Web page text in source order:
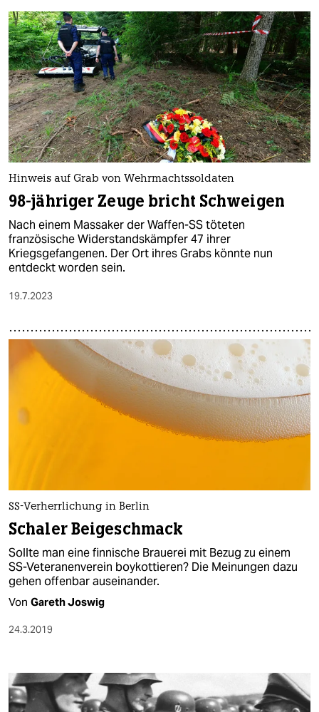
abo
genossenschaft
epaper login
Hinweis auf Grab von Wehrmachtssoldaten
98-jähriger Zeuge bricht Schweigen
Nach einem Massaker der Waffen-SS töteten
französische Widerstandskämpfer 47 ihrer
Kriegsgefangenen. Der Ort ihres Grabs könnte nun
entdeckt worden sein.
19.7.2023
SS-Verherrlichung in Berlin
Schaler Beigeschmack
Sollte man eine finnische Brauerei mit Bezug zu einem
SS-Veteranenverein boykottieren? Die Meinungen dazu
gehen offenbar auseinander.
Von Gareth Joswig
24.3.2019